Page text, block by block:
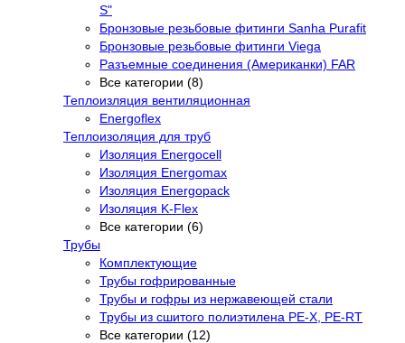
S"
Бронзовые резьбовые фитинги Sanha Purafit
Бронзовые резьбовые фитинги Viega
Разъемные соединения (Американки) FAR
Все категории (8)
Теплоизляция вентиляционная
Energoflex
Теплоизоляция для труб
Изоляция Energocell
Изоляция Energomax
Изоляция Energopack
Изоляция K-Flex
Все категории (6)
Трубы
Комплектующие
Трубы гофрированные
Трубы и гофры из нержавеющей стали
Трубы из сшитого полиэтилена PE-X, PE-RT
Все категории (12)